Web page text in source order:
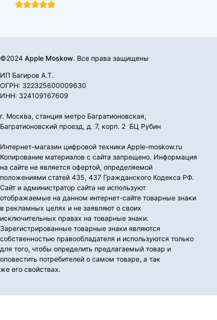
©2024 Apple Moskow. Все права защищены
ИП Багиров А.Т.
ОГРН: 322325600009630
ИНН: 324109167609
г. Москва, станция метро Багратионовская,
Багратионовский проезд, д. 7, корп. 2 БЦ Рубин
Интернет-магазин цифровой техники Apple-moskow.ru
Копирование материалов с сайта запрещено. Информация
на сайте не является офертой, определяемой
положениями статей 435, 437 Гражданского Кодекса РФ.
Сайт и администратор сайта не используют
отображаемые на данном интернет-сайте товарные знаки
в рекламных целях и не заявляют о своих
исключительных правах на товарные знаки.
Зарегистрированные товарные знаки являются
собственностью правообладателя и используются только
для того, чтобы определить предлагаемый товар и
оповестить потребителей о самом товаре, а так
же его свойствах.